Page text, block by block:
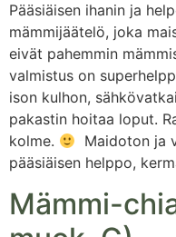
Pääsiäisen ihanin ja
mämmijäätelö, joka
eivät pahemmin
valmistus on
ison kulhon,
pakastin hoitaa loput.
kolme.
Maidoton ja
pääsiäisen helppo,
Mämmi-